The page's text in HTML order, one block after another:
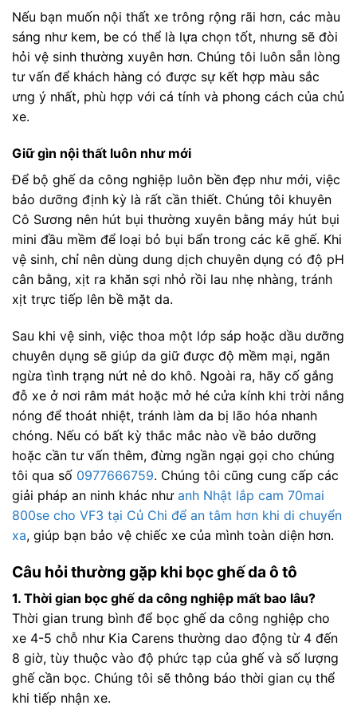
Nếu bạn muốn nội thất xe trông rộng rãi hơn, các màu
sáng như kem, be có thể là lựa chọn tốt, nhưng sẽ đòi
hỏi vệ sinh thường xuyên hơn. Chúng tôi luôn sẵn lòng
tư vấn để khách hàng có được sự kết hợp màu sắc
ưng ý nhất, phù hợp với cá tính và phong cách của chủ
xe.
Giữ gìn nội thất luôn như mới
Để bộ ghế da công nghiệp luôn bền đẹp như mới, việc
bảo dưỡng định kỳ là rất cần thiết. Chúng tôi khuyên
Cô Sương nên hút bụi thường xuyên bằng máy hút bụi
mini đầu mềm để loại bỏ bụi bẩn trong các kẽ ghế. Khi
vệ sinh, chỉ nên dùng dung dịch chuyên dụng có độ pH
cân bằng, xịt ra khăn sợi nhỏ rồi lau nhẹ nhàng, tránh
xịt trực tiếp lên bề mặt da.
Sau khi vệ sinh, việc thoa một lớp sáp hoặc dầu dưỡng
chuyên dụng sẽ giúp da giữ được độ mềm mại, ngăn
ngừa tình trạng nứt nẻ do khô. Ngoài ra, hãy cố gắng
đỗ xe ở nơi râm mát hoặc mở hé cửa kính khi trời nắng
nóng để thoát nhiệt, tránh làm da bị lão hóa nhanh
chóng. Nếu có bất kỳ thắc mắc nào về bảo dưỡng
hoặc cần tư vấn thêm, đừng ngần ngại gọi cho chúng
tôi qua số 0977666759. Chúng tôi cũng cung cấp các
giải pháp an ninh khác như anh Nhật lắp cam 70mai
800se cho VF3 tại Củ Chi để an tâm hơn khi di chuyển
xa, giúp bạn bảo vệ chiếc xe của mình toàn diện hơn.
Câu hỏi thường gặp khi bọc ghế da ô tô
1. Thời gian bọc ghế da công nghiệp mất bao lâu?
Thời gian trung bình để bọc ghế da công nghiệp cho
xe 4-5 chỗ như Kia Carens thường dao động từ 4 đến
8 giờ, tùy thuộc vào độ phức tạp của ghế và số lượng
ghế cần bọc. Chúng tôi sẽ thông báo thời gian cụ thể
khi tiếp nhận xe.